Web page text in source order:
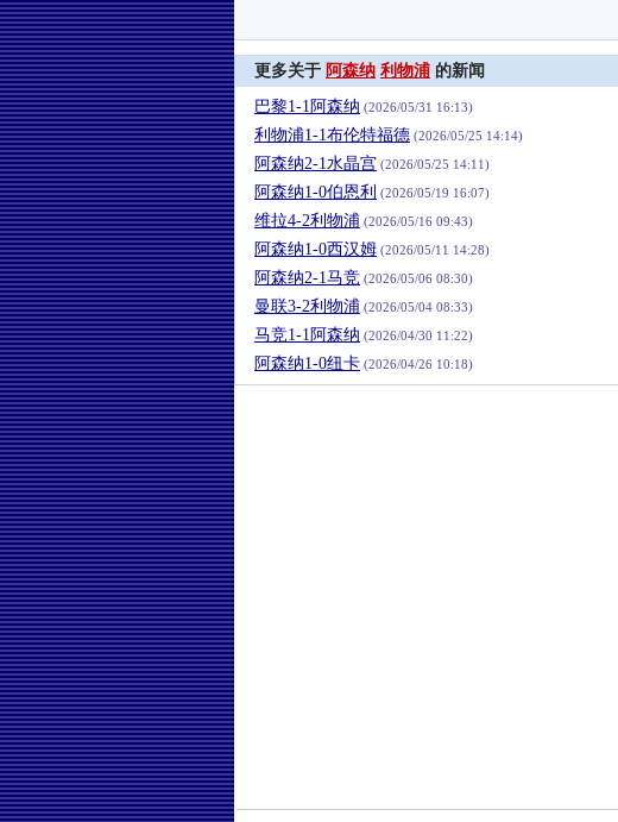
更多关于 阿森纳 利物浦 的新闻
巴黎1-1阿森纳 (2026/05/31 16:13)
利物浦1-1布伦特福德 (2026/05/25 14:14)
阿森纳2-1水晶宫 (2026/05/25 14:11)
阿森纳1-0伯恩利 (2026/05/19 16:07)
维拉4-2利物浦 (2026/05/16 09:43)
阿森纳1-0西汉姆 (2026/05/11 14:28)
阿森纳2-1马竞 (2026/05/06 08:30)
曼联3-2利物浦 (2026/05/04 08:33)
马竞1-1阿森纳 (2026/04/30 11:22)
阿森纳1-0纽卡 (2026/04/26 10:18)